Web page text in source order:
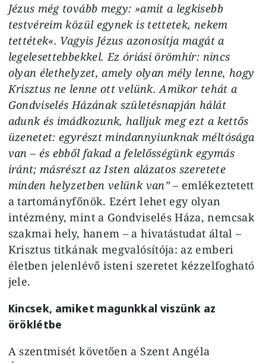
Jézus még tovább megy: »amit a legkisebb
testvéreim közül egynek is tettetek, nekem
tettétek«. Vagyis Jézus azonosítja magát a
legelesettebbekkel. Ez óriási örömhír: nincs
olyan élethelyzet, amely olyan mély lenne, hogy
Krisztus ne lenne ott velünk. Amikor tehát a
Gondviselés Házának születésnapján hálát
adunk és imádkozunk, halljuk meg ezt a kettős
üzenetet: egyrészt mindannyiunknak méltósága
van – és ebből fakad a felelősségünk egymás
iránt; másrészt az Isten alázatos szeretete
minden helyzetben velünk van”– emlékeztetett
a tartományfőnök. Ezért lehet egy olyan
intézmény, mint a Gondviselés Háza, nemcsak
szakmai hely, hanem – a hivatástudat által –
Krisztus titkának megvalósítója: az emberi
életben jelenlévő isteni szeretet kézzelfogható
jele.
Kincsek, amiket magunkkal viszünk az
öröklétbe
A szentmisét követően a Szent Angéla